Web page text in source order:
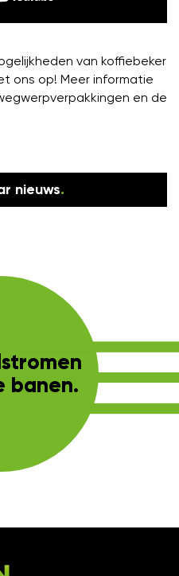
van koffiebeker
ons op! Meer informatie
en de
nieuws.
banen.